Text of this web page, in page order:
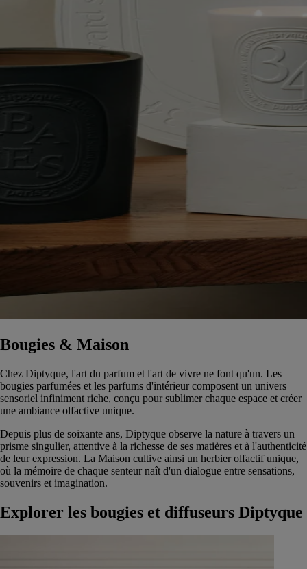
Bougies & Maison
Chez Diptyque, l'art du parfum et l'art de vivre ne font qu'un. Les
bougies parfumées et les parfums d'intérieur composent un univers
sensoriel infiniment riche, conçu pour sublimer chaque espace et créer
une ambiance olfactive unique.
Depuis plus de soixante ans, Diptyque observe la nature à travers un
prisme singulier, attentive à la richesse de ses matières et à l'authenticité
de leur expression. La Maison cultive ainsi un herbier olfactif unique,
où la mémoire de chaque senteur naît d'un dialogue entre sensations,
souvenirs et imagination.
Explorer les bougies et diffuseurs Diptyque